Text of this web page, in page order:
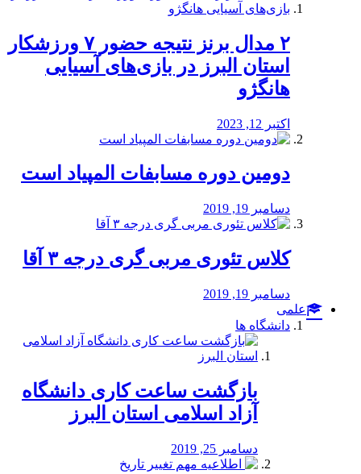
۲ مدال برنز نتیجه حضور ۷ ورزشکار
استان البرز در بازی‌های آسیایی
هانگژو
اکتبر 12, 2023
دومین دوره مسابفات المپیاد است
دسامبر 19, 2019
کلاس تئوری مربی گری درجه ۳ آقا
دسامبر 19, 2019
علمی
دانشگاه ها
بازگشت ساعت کاری دانشگاه
آزاد اسلامی استان البرز
دسامبر 25, 2019